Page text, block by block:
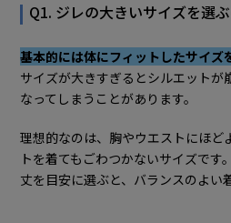
Q1. ジレの大きいサイズを選
基本的には体にフィットしたサイズ
サイズが大きすぎるとシルエットが
なってしまうことがあります。
理想的なのは、胸やウエストにほど
トを着てもごわつかないサイズです
丈を目安に選ぶと、バランスのよい